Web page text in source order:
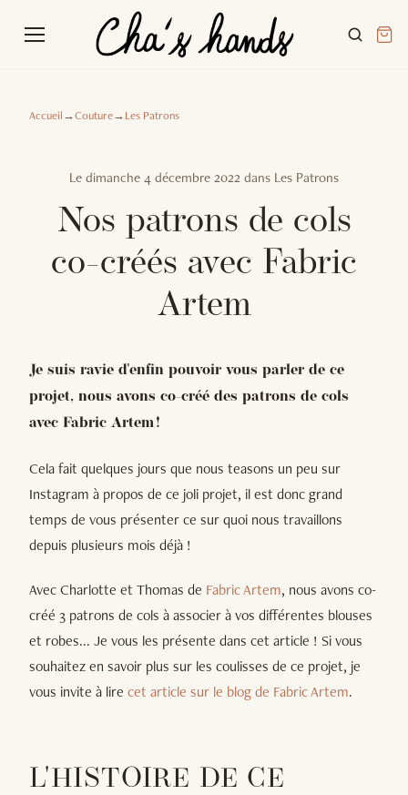
Accueil→Couture→Les Patrons
Le dimanche 4 décembre 2022 dans Les Patrons
Nos patrons de cols
co-créés avec Fabric
Artem
Je suis ravie d'enfin pouvoir vous parler de ce
projet, nous avons co-créé des patrons de cols
avec Fabric Artem !
Cela fait quelques jours que nous teasons un peu sur
Instagram à propos de ce joli projet, il est donc grand
temps de vous présenter ce sur quoi nous travaillons
depuis plusieurs mois déjà !
Avec Charlotte et Thomas de Fabric Artem, nous avons co-
créé 3 patrons de cols à associer à vos différentes blouses
et robes... Je vous les présente dans cet article ! Si vous
souhaitez en savoir plus sur les coulisses de ce projet, je
vous invite à lire cet article sur le blog de Fabric Artem.
L'HISTOIRE DE CE